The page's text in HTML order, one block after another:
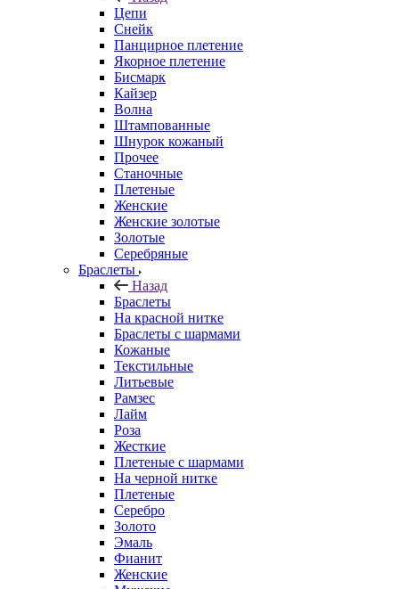
Цепи
Снейк
Панцирное плетение
Якорное плетение
Бисмарк
Кайзер
Волна
Штампованные
Шнурок кожаный
Прочее
Станочные
Плетеные
Женские
Женские золотые
Золотые
Серебряные
Браслеты
Назад
Браслеты
На красной нитке
Браслеты с шармами
Кожаные
Текстильные
Литьевые
Рамзес
Лайм
Роза
Жесткие
Плетеные с шармами
На черной нитке
Плетеные
Серебро
Золото
Эмаль
Фианит
Женские